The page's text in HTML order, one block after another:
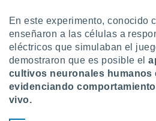
En este experimento, conocido
enseñaron a las células a
eléctricos que simulaban el
demostraron que es posible el
cultivos neuronales humanos
evidenciando
vivo.